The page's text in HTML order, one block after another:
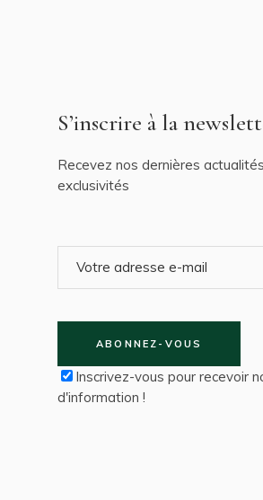
S’inscrire à la
Recevez nos dernières
exclusivités
ABONNEZ-VOUS
Inscrivez-vous pour recevoir
d'information !